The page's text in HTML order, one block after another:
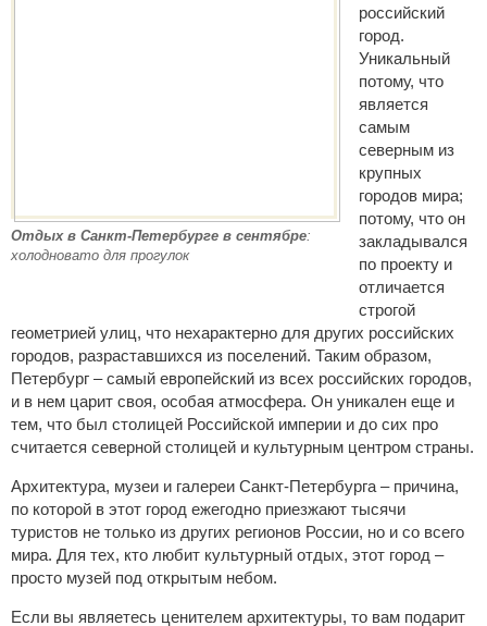
Отдых в Санкт-Петербурге в сентябре:
холодновато для прогулок
российский
город.
Уникальный
потому, что
является
самым
северным из
крупных
городов мира;
потому, что он
закладывался
по проекту и
отличается
строгой
геометрией улиц, что нехарактерно для других российских
городов, разраставшихся из поселений. Таким образом,
Петербург – самый европейский из всех российских городов,
и в нем царит своя, особая атмосфера. Он уникален еще и
тем, что был столицей Российской империи и до сих про
считается северной столицей и культурным центром страны.
Архитектура, музеи и галереи Санкт-Петербурга – причина,
по которой в этот город ежегодно приезжают тысячи
туристов не только из других регионов России, но и со всего
мира. Для тех, кто любит культурный отдых, этот город –
просто музей под открытым небом.
Если вы являетесь ценителем архитектуры, то вам подарит